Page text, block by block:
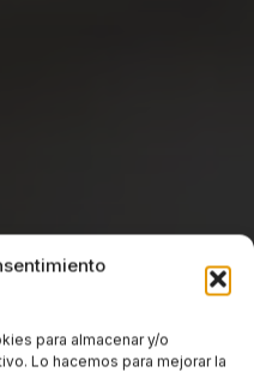
para almacenar y/o
Lo hacemos para mejorar la